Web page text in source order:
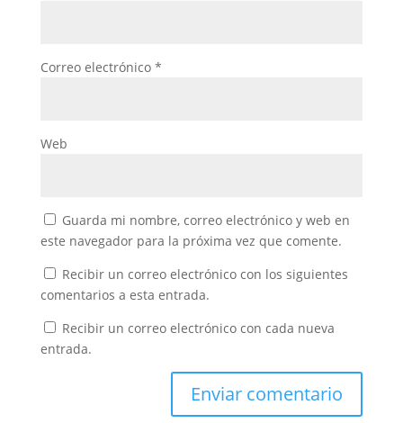
Correo electrónico *
Web
Guarda mi nombre, correo electrónico y web en
este navegador para la próxima vez que comente.
Recibir un correo electrónico con los siguientes
comentarios a esta entrada.
Recibir un correo electrónico con cada nueva
entrada.